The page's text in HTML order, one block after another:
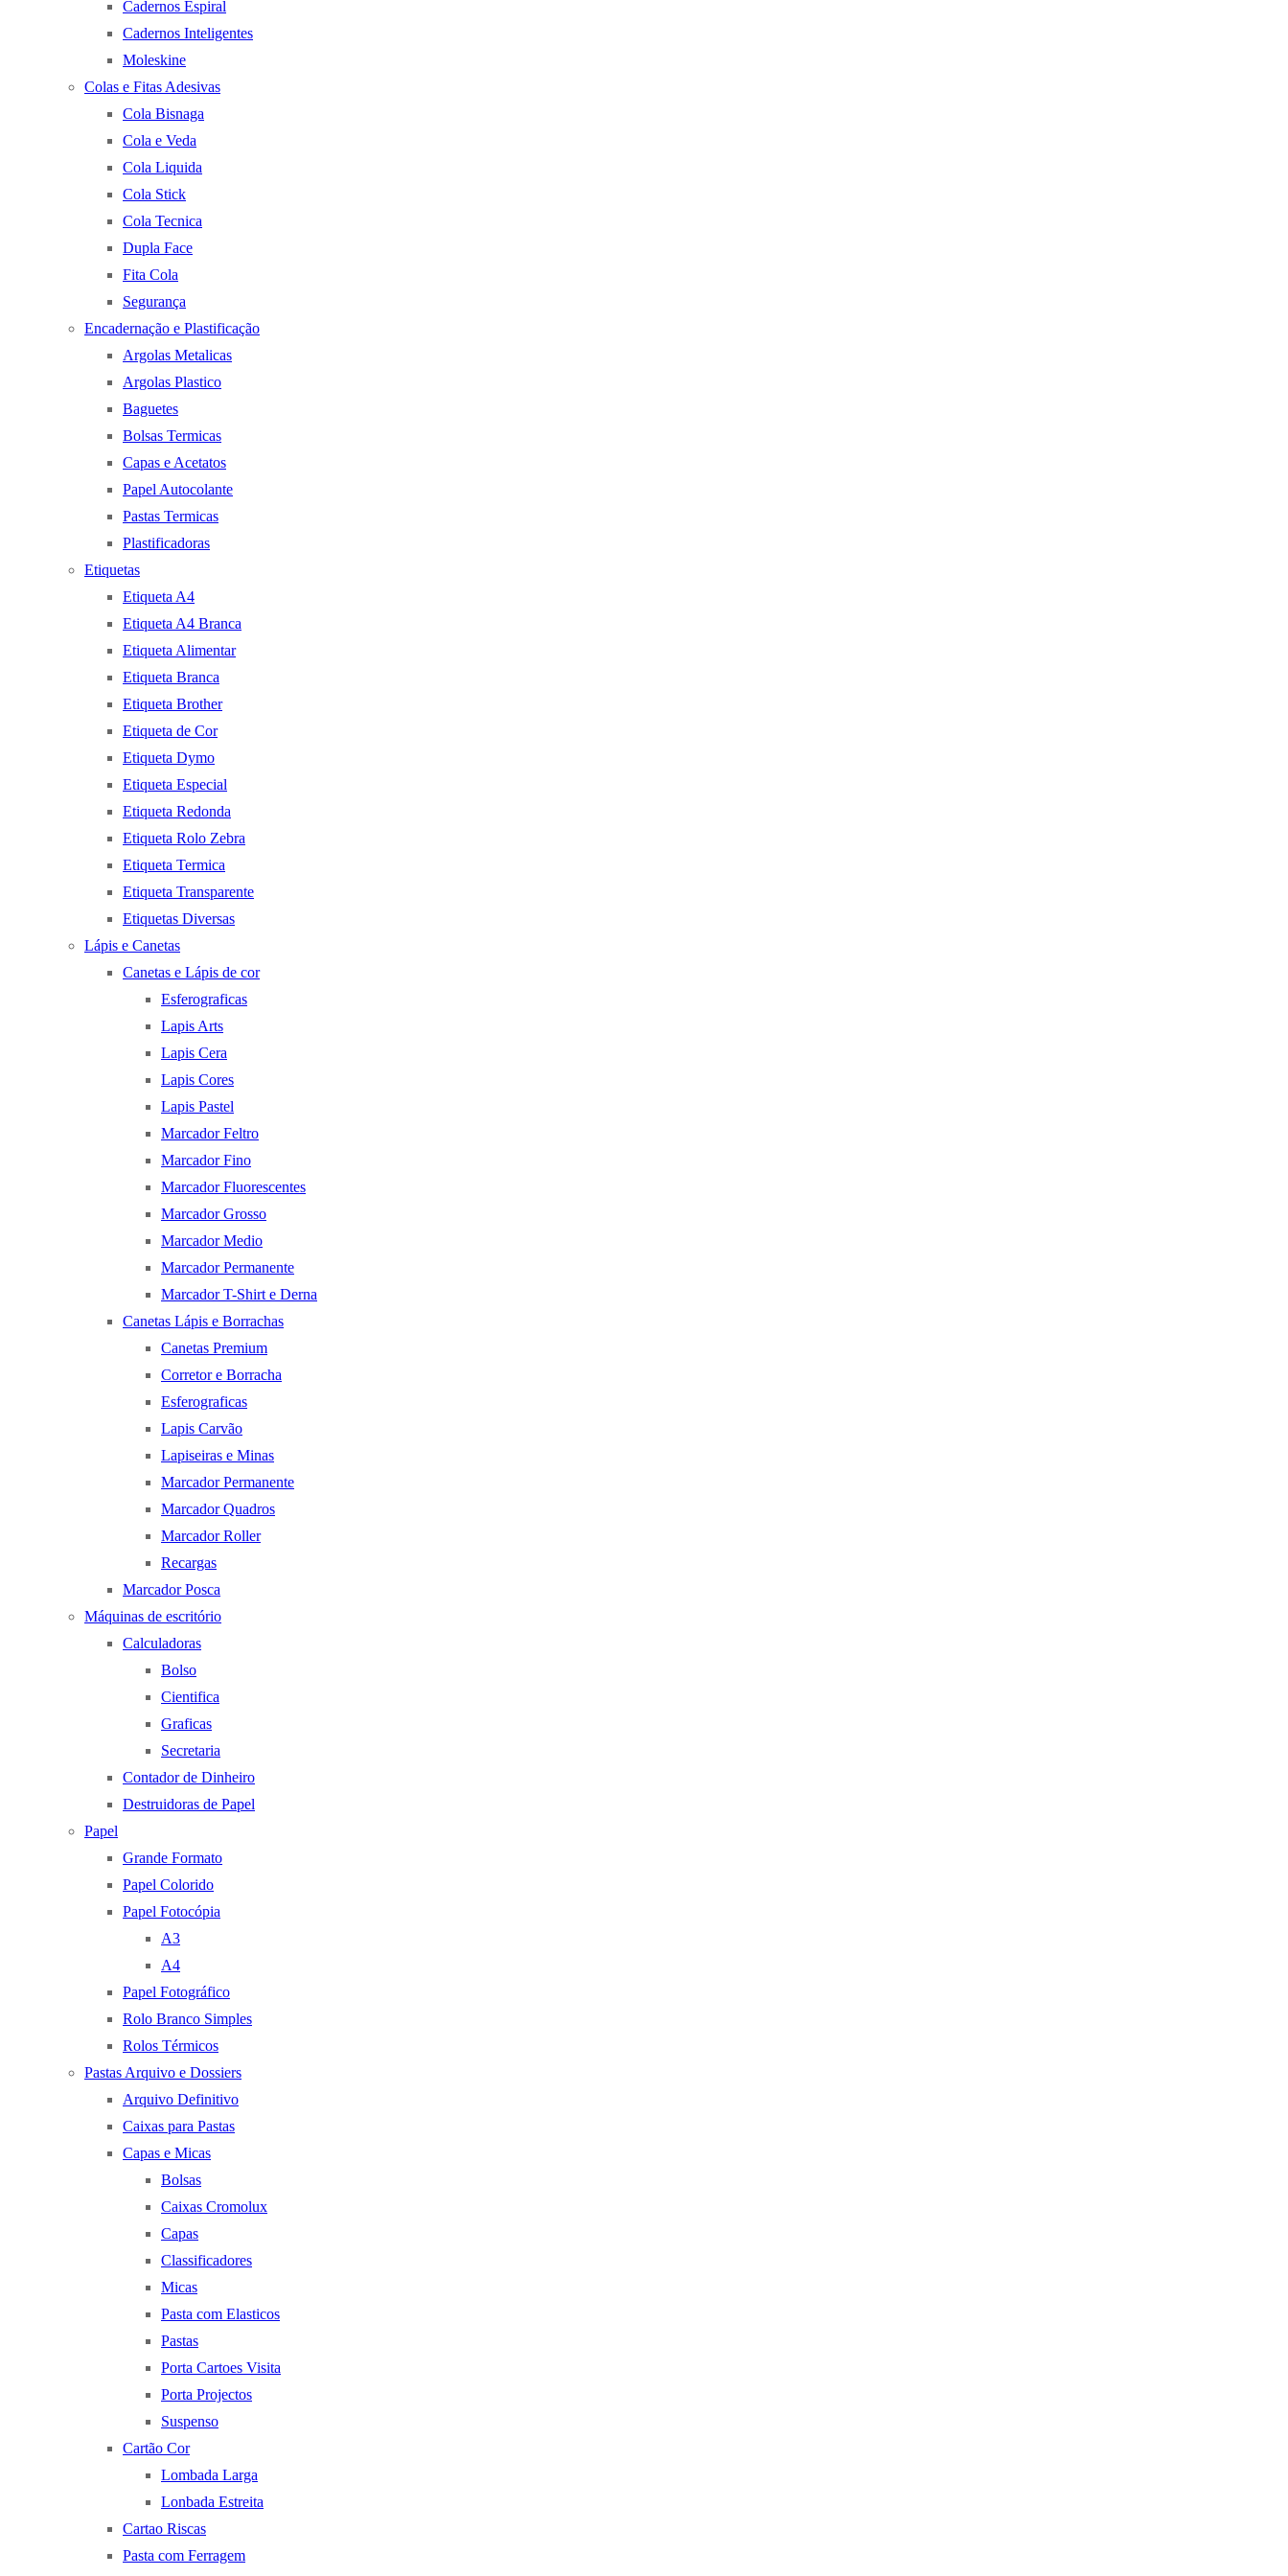
Cadernos Espiral
Cadernos Inteligentes
Moleskine
Colas e Fitas Adesivas
Cola Bisnaga
Cola e Veda
Cola Liquida
Cola Stick
Cola Tecnica
Dupla Face
Fita Cola
Segurança
Encadernação e Plastificação
Argolas Metalicas
Argolas Plastico
Baguetes
Bolsas Termicas
Capas e Acetatos
Papel Autocolante
Pastas Termicas
Plastificadoras
Etiquetas
Etiqueta A4
Etiqueta A4 Branca
Etiqueta Alimentar
Etiqueta Branca
Etiqueta Brother
Etiqueta de Cor
Etiqueta Dymo
Etiqueta Especial
Etiqueta Redonda
Etiqueta Rolo Zebra
Etiqueta Termica
Etiqueta Transparente
Etiquetas Diversas
Lápis e Canetas
Canetas e Lápis de cor
Esferograficas
Lapis Arts
Lapis Cera
Lapis Cores
Lapis Pastel
Marcador Feltro
Marcador Fino
Marcador Fluorescentes
Marcador Grosso
Marcador Medio
Marcador Permanente
Marcador T-Shirt e Derna
Canetas Lápis e Borrachas
Canetas Premium
Corretor e Borracha
Esferograficas
Lapis Carvão
Lapiseiras e Minas
Marcador Permanente
Marcador Quadros
Marcador Roller
Recargas
Marcador Posca
Máquinas de escritório
Calculadoras
Bolso
Cientifica
Graficas
Secretaria
Contador de Dinheiro
Destruidoras de Papel
Papel
Grande Formato
Papel Colorido
Papel Fotocópia
A3
A4
Papel Fotográfico
Rolo Branco Simples
Rolos Térmicos
Pastas Arquivo e Dossiers
Arquivo Definitivo
Caixas para Pastas
Capas e Micas
Bolsas
Caixas Cromolux
Capas
Classificadores
Micas
Pasta com Elasticos
Pastas
Porta Cartoes Visita
Porta Projectos
Suspenso
Cartão Cor
Lombada Larga
Lonbada Estreita
Cartao Riscas
Pasta com Ferragem